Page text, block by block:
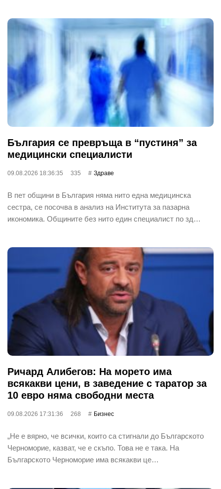
България се превръща в “пустиня” за
медицински специалисти
09.08.2026 18:36:35 335 Здраве
В пет общини в България няма нито една медицинска
сестра, се посочва в анализ на Института за пазарна
икономика. Общините без нито един специалист по зд…
Ричард Алибегов: На морето има
всякакви цени, в заведение с таратор за
10 евро няма свободни места
09.08.2026 17:31:36 268 Бизнес
„Не е вярно, че всички, които са стигнали до Българското
Черноморие, казват, че е скъпо. Това не е така. На
Българското Черноморие има всякакви це…